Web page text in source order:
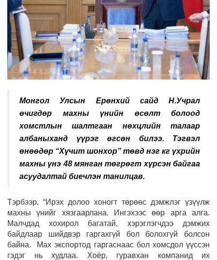
Монгол Улсын Ерөнхий сайд Н.Учрал
өчигдөр махны үнийн өсөлт болоод
хомстлын шалтгаан нөхцлийн талаар
албаныханд үүрэг өгсөн билээ. Тэгвэл
өнөөдөр “Хүчит шонхор” төвд нэг кг үхрийн
махны үнэ 48 мянган төгрөгт хүрсэн байгаа
асуудалтай биечлэн танилцав.
Тэрбээр, “Ирэх долоо хоногт төрөөс дэмжлэг үзүүлж
махны үнийг хязгаарлана. Ингэхээс өөр арга алга.
Малчдад хохирол багатай, хэрэглэгчдээ дэмжих
байдлаар шийдвэр гаргахгүй бол болохгүй болсон
байна. Мах экспортод гаргаснаас бол хомсдол үүссэн
гэдэг нь худлаа. Хоёр, гуравхан компанид их